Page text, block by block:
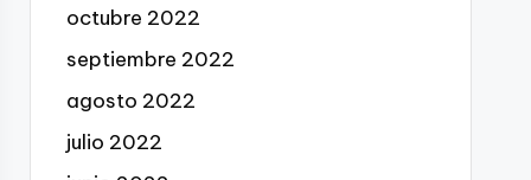
octubre 2022
septiembre 2022
agosto 2022
julio 2022